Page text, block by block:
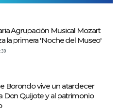
Agrupación Musical Mozart
la primera 'Noche del Museo'
Borondo vive un atardecer
Don Quijote y al patrimonio